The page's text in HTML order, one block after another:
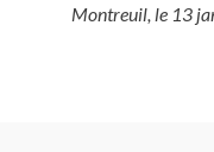
Montreuil, le 13